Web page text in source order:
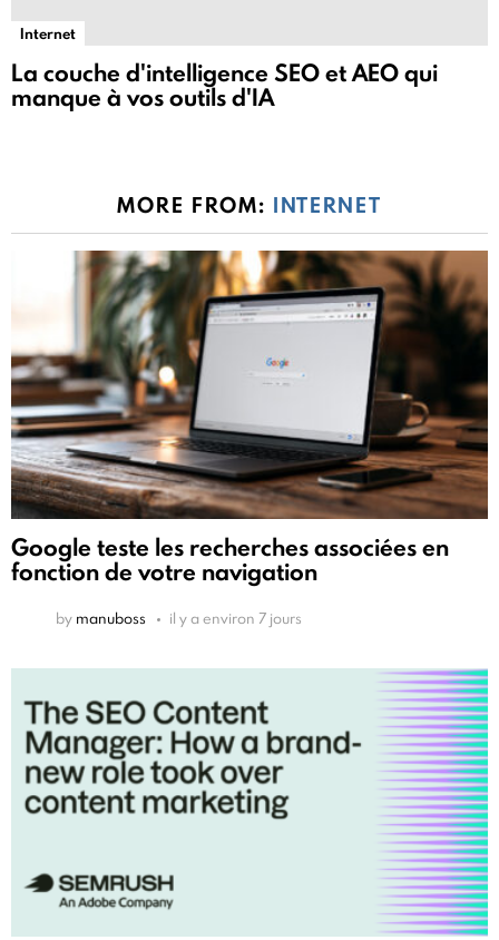
Internet
La couche d'intelligence SEO et AEO qui
manque à vos outils d'IA
MORE FROM: INTERNET
Google teste les recherches associées en
fonction de votre navigation
by manuboss il y a environ 7 jours